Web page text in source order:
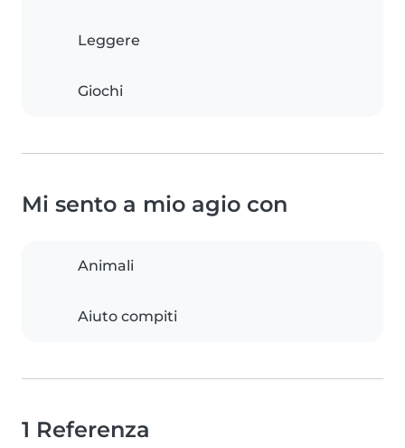
Leggere
Giochi
Mi sento a mio agio con
Animali
Aiuto compiti
1 Referenza